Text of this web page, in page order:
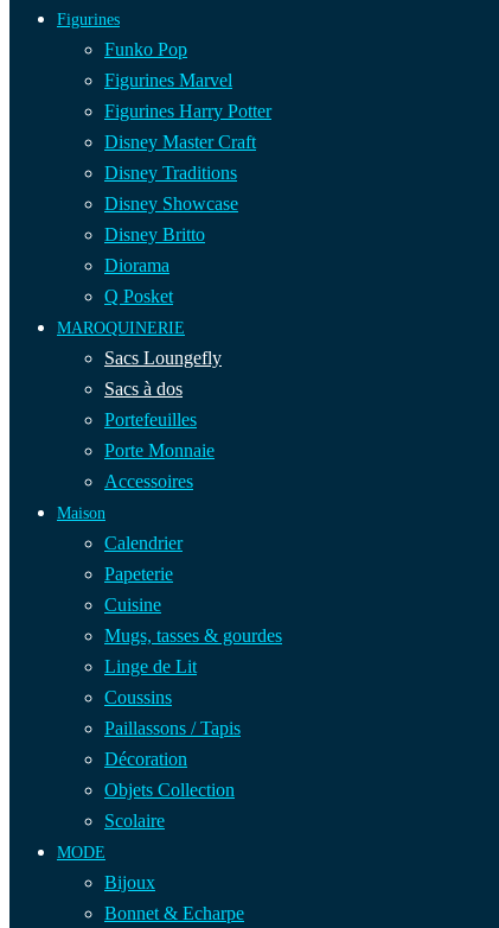
Figurines
Funko Pop
Figurines Marvel
Figurines Harry Potter
Disney Master Craft
Disney Traditions
Disney Showcase
Disney Britto
Diorama
Q Posket
MAROQUINERIE
Sacs Loungefly
Sacs à dos
Portefeuilles
Porte Monnaie
Accessoires
Maison
Calendrier
Papeterie
Cuisine
Mugs, tasses & gourdes
Linge de Lit
Coussins
Paillassons / Tapis
Décoration
Objets Collection
Scolaire
MODE
Bijoux
Bonnet & Echarpe